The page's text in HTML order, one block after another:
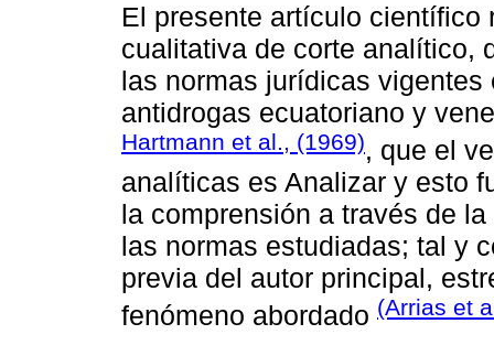
El presente artículo científico
cualitativa de corte analítico,
las normas jurídicas
antidrogas ecuatoriano y
Hartmann et al., (1969), que el
analíticas es Analizar y esto
la comprensión a través de
las normas estudiadas; tal y
previa del autor principal,
fenómeno abordado (Arrias et